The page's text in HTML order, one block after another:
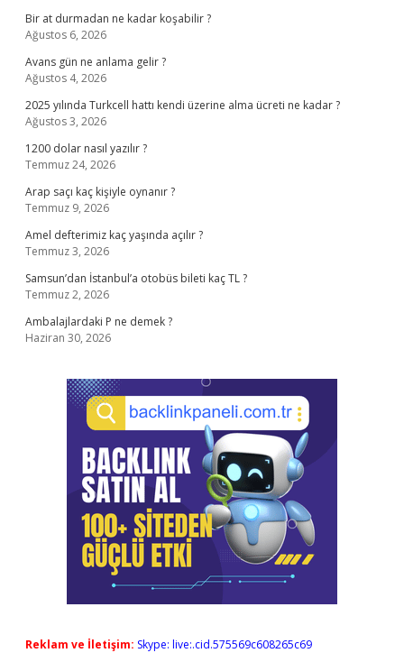
Bir at durmadan ne kadar koşabilir ?
Ağustos 6, 2026
Avans gün ne anlama gelir ?
Ağustos 4, 2026
2025 yılında Turkcell hattı kendi üzerine alma ücreti ne kadar ?
Ağustos 3, 2026
1200 dolar nasıl yazılır ?
Temmuz 24, 2026
Arap saçı kaç kişiyle oynanır ?
Temmuz 9, 2026
Amel defterimiz kaç yaşında açılır ?
Temmuz 3, 2026
Samsun’dan İstanbul’a otobüs bileti kaç TL ?
Temmuz 2, 2026
Ambalajlardaki P ne demek ?
Haziran 30, 2026
Reklam ve İletişim: Skype: live:.cid.575569c608265c69